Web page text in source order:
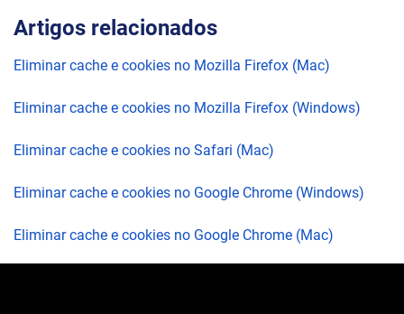
Artigos relacionados
Eliminar cache e cookies no Mozilla Firefox (Mac)
Eliminar cache e cookies no Mozilla Firefox (Windows)
Eliminar cache e cookies no Safari (Mac)
Eliminar cache e cookies no Google Chrome (Windows)
Eliminar cache e cookies no Google Chrome (Mac)